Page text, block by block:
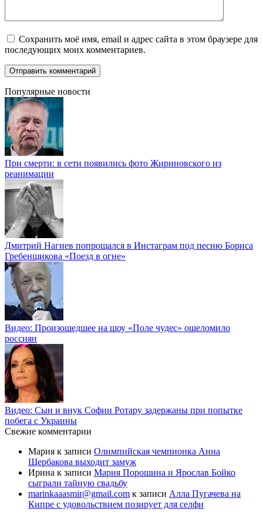
Сохранить моё имя, email и адрес сайта в этом браузере для
последующих моих комментариев.
Популярные новости
При смерти: в сети появились фото Жириновского из
реанимации
Дмитрий Нагиев попрощался в Инстаграм под песню Бориса
Гребенщикова «Поезд в огне»
Видео: Произошедшее на шоу «Поле чудес» ошеломило
россиян
Видео: Сын и внук Софии Ротару задержаны при попытке
побега с Украины
Свежие комментарии
Мария к записи Олимпийская чемпионка Анна
Щербакова выходит замуж
Ирина к записи Мария Порошина и Ярослав Бойко
сыграли тайную свадьбу
marinkaaasmir@gmail.com к записи Алла Пугачева на
Кипре с удовольствием позирует для селфи